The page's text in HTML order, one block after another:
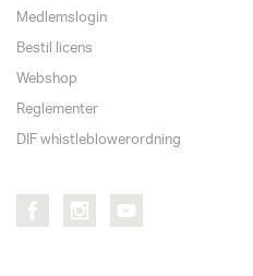
Medlemslogin
Bestil licens
Webshop
Reglementer
DIF whistleblowerordning